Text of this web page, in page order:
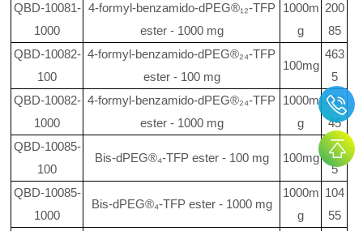
QBD-10081-
1000
4-formyl-benzamido-dPEG®₁₂-TFP
ester - 1000 mg
1000m
g
200
85
QBD-10082-
100
4-formyl-benzamido-dPEG®₂₄-TFP
ester - 100 mg
100mg
463
5
QBD-10082-
1000
4-formyl-benzamido-dPEG®₂₄-TFP
ester - 1000 mg
1000m
g
252
45
QBD-10085-
100
Bis-dPEG®₄-TFP ester - 100 mg 100mg
241
5
QBD-10085-
1000
Bis-dPEG®₄-TFP ester - 1000 mg
1000m
g
104
55